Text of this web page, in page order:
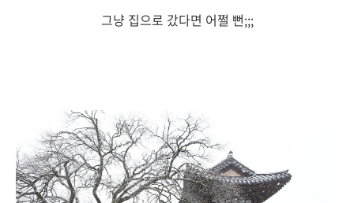
그냥 집으로 갔다면 어쩔 뻔;;;